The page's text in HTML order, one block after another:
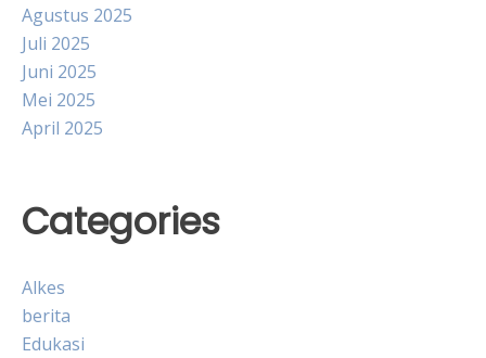
Agustus 2025
Juli 2025
Juni 2025
Mei 2025
April 2025
Categories
Alkes
berita
Edukasi